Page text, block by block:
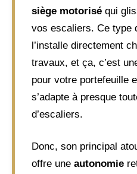
siège motorisé qui
vos escaliers. Ce type
l’installe directement
travaux, et ça, c’est
pour votre portefeuille
s’adapte à presque
d’escaliers.
Donc, son principal
offre une autonomie